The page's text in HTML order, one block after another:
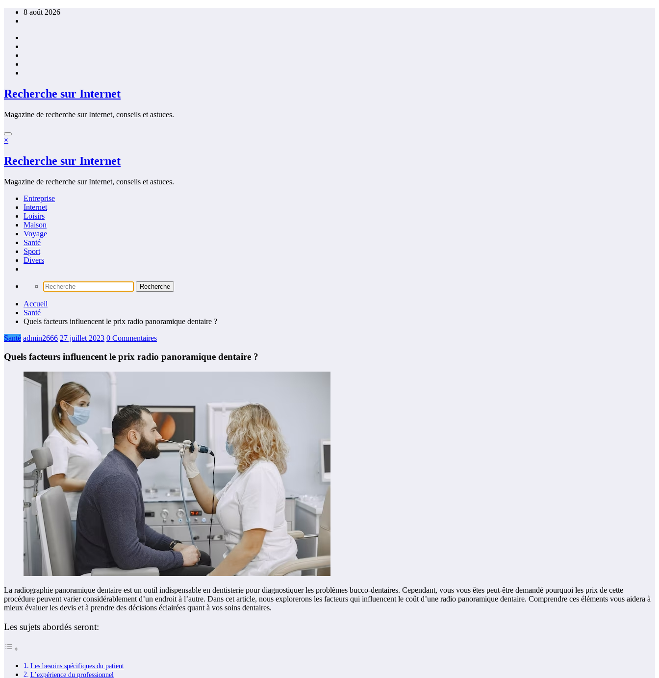
Aller
8 août 2026
Recherche sur Internet
Magazine de recherche sur Internet, conseils et astuces.
×
Recherche sur Internet
Magazine de recherche sur Internet, conseils et astuces.
Entreprise
Internet
Loisirs
Maison
Voyage
Santé
Sport
Divers
Accueil
Santé
Quels facteurs influencent le prix radio panoramique dentaire ?
Santé admin2666 27 juillet 2023 0 Commentaires
Quels facteurs influencent le prix radio panoramique dentaire ?
La radiographie panoramique dentaire est un outil indispensable en dentisterie pour diagnostiquer les problèmes bucco-dentaires. Cependant, vous vous êtes peut-être demandé pourquoi les prix de cette
procédure peuvent varier considérablement d’un endroit à l’autre. Dans cet article, nous explorerons les facteurs qui influencent le coût d’une radio panoramique dentaire. Comprendre ces éléments vous aidera à
mieux évaluer les devis et à prendre des décisions éclairées quant à vos soins dentaires.
Les sujets abordés seront:
Les besoins spécifiques du patient
L’expérience du professionnel